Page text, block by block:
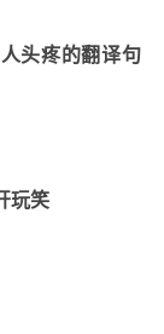
头疼的翻译句
玩笑